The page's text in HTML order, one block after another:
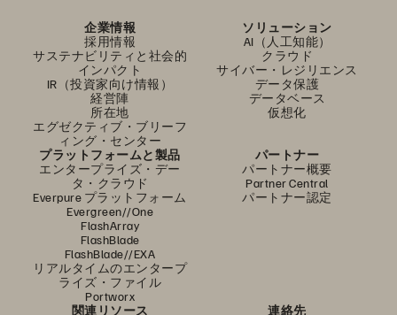
企業情報
採用情報
サステナビリティと社会的
インパクト
IR（投資家向け情報）
経営陣
所在地
エグゼクティブ・ブリーフ
ィング・センター
ソリューション
AI（人工知能）
クラウド
サイバー・レジリエンス
データ保護
データベース
仮想化
プラットフォームと製品
エンタープライズ・デー
タ・クラウド
Everpure プラットフォーム
Evergreen//One
FlashArray
FlashBlade
FlashBlade//EXA
リアルタイムのエンタープ
ライズ・ファイル
Portworx
パートナー
パートナー概要
Partner Central
パートナー認定
関連リソース 連絡先